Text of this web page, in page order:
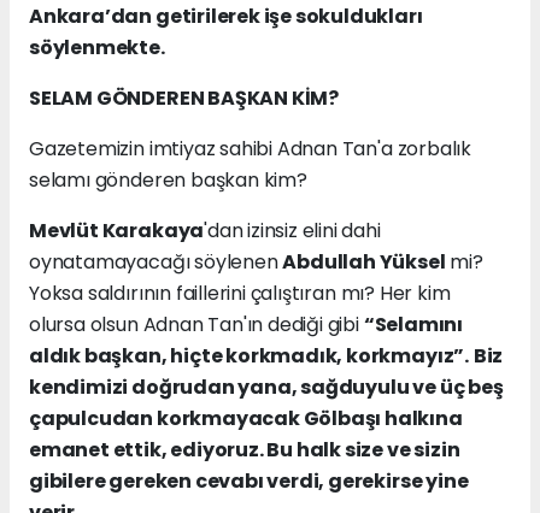
Ankara’dan getirilerek işe sokuldukları
söylenmekte.
SELAM GÖNDEREN BAŞKAN KİM?
Gazetemizin imtiyaz sahibi Adnan Tan'a zorbalık
selamı gönderen başkan kim?
Mevlüt Karakaya'dan izinsiz elini dahi
oynatamayacağı söylenenAbdullah Yüksel mi?
Yoksa saldırının faillerini çalıştıran mı? Her kim
olursa olsun Adnan Tan'ın dediği gibi“Selamını
aldık başkan, hiçte korkmadık, korkmayız”. Biz
kendimizi doğrudan yana, sağduyulu ve üç beş
çapulcudan korkmayacak Gölbaşı halkına
emanet ettik, ediyoruz. Bu halk size ve sizin
gibilere gereken cevabı verdi, gerekirse yine